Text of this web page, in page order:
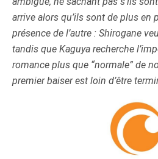
arrive alors qu’ils sont de plus en
présence de l’autre : Shirogane
tandis que Kaguya recherche
romance plus que “normale” de
premier baiser est loin d’être